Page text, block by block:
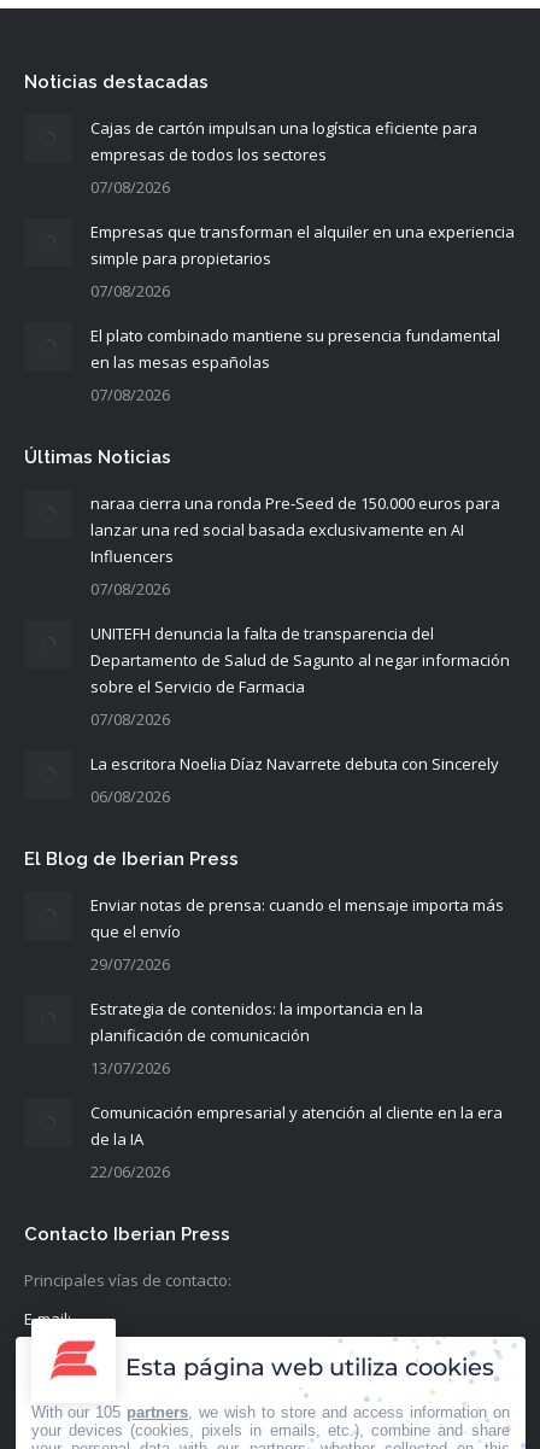
Noticias destacadas
Cajas de cartón impulsan una logística eficiente para
empresas de todos los sectores
07/08/2026
Empresas que transforman el alquiler en una experiencia
simple para propietarios
07/08/2026
El plato combinado mantiene su presencia fundamental
en las mesas españolas
07/08/2026
Últimas Noticias
naraa cierra una ronda Pre-Seed de 150.000 euros para
lanzar una red social basada exclusivamente en AI
Influencers
07/08/2026
UNITEFH denuncia la falta de transparencia del
Departamento de Salud de Sagunto al negar información
sobre el Servicio de Farmacia
07/08/2026
La escritora Noelia Díaz Navarrete debuta con Sincerely
06/08/2026
El Blog de Iberian Press
Enviar notas de prensa: cuando el mensaje importa más
que el envío
29/07/2026
Estrategia de contenidos: la importancia en la
planificación de comunicación
13/07/2026
Comunicación empresarial y atención al cliente en la era
de la IA
22/06/2026
Contacto Iberian Press
Principales vías de contacto:
E-mail:
info@iberianpress.es
+34 911863556
Esta página web utiliza cookies
With our 105 partners , we wish to store and access information on
your devices (cookies, pixels in emails, etc.), combine and share